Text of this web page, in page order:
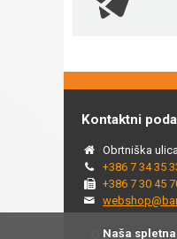
Kontaktni
Obrtniška
+386 7 34 35
+386 7 30 45
© 2015 - 2025
Naša